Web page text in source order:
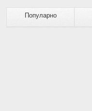
Популарно